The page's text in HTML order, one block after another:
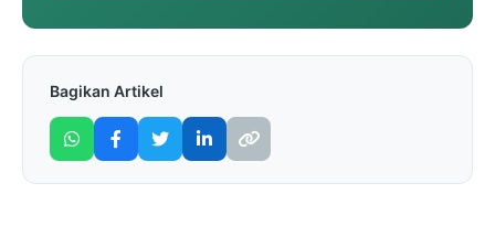
Bagikan Artikel